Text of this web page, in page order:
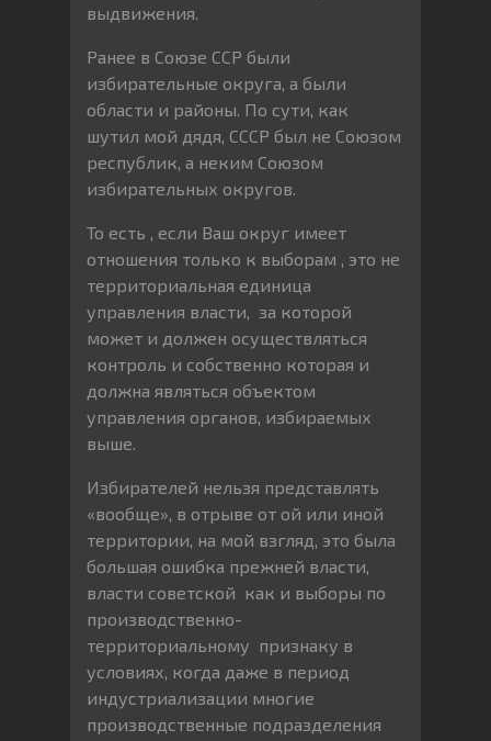
выдвижения.
Ранее в Союзе ССР были
избирательные округа, а были
области и районы. По сути, как
шутил мой дядя, СССР был не Союзом
республик, а неким Союзом
избирательных округов.
То есть , если Ваш округ имеет
отношения только к выборам , это не
территориальная единица
управления власти, за которой
может и должен осуществляться
контроль и собственно которая и
должна являться объектом
управления органов, избираемых
выше.
Избирателей нельзя представлять
«вообще», в отрыве от ой или иной
территории, на мой взгляд, это была
большая ошибка прежней власти,
власти советской как и выборы по
производственно-
территориальному признаку в
условиях, когда даже в период
индустриализации многие
производственные подразделения